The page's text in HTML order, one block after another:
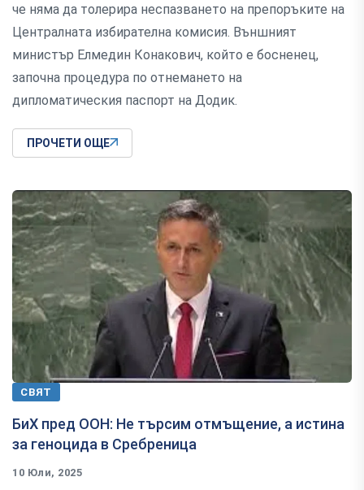
че няма да толерира неспазването на препоръките на
Централната избирателна комисия. Външният
министър Елмедин Конакович, който е босненец,
започна процедура по отнемането на
дипломатическия паспорт на Додик.
ПРОЧЕТИ ОЩЕ
СВЯТ
БиХ пред ООН: Не търсим отмъщение, а истина
за геноцида в Сребреница
10 Юли, 2025